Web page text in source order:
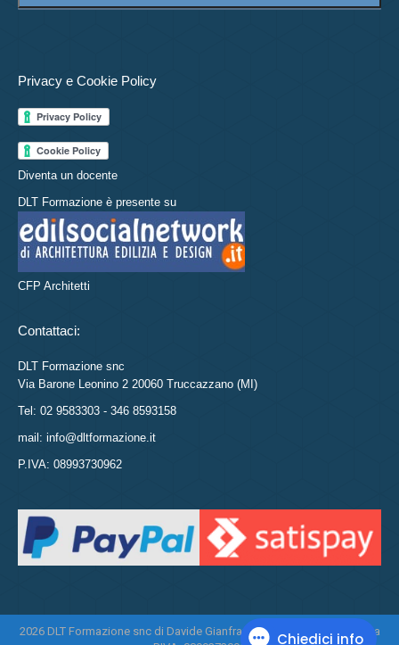
Privacy e Cookie Policy
Diventa un docente
DLT Formazione è presente su
CFP Architetti
Contattaci:
DLT Formazione snc
Via Barone Leonino 2 20060 Truccazzano (MI)
Tel: 02 9583303 - 346 8593158
mail: info@dltformazione.it
P.IVA: 08993730962
2026 DLT Formazione snc di Davide Gianfranco Di Leo e Daniela Tasca